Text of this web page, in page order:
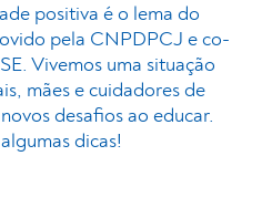
positiva é o lema do
pela CNPDPCJ e co-
Vivemos uma situação
mães e cuidadores de
desafios ao educar.
dicas!